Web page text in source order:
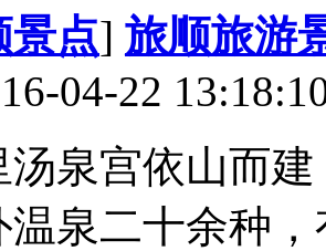
景点] 旅顺旅游
04-22
汤泉宫依山而
温泉二十余种